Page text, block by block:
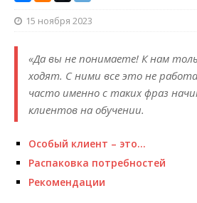
15 ноября 2023
«Да вы не понимаете! К нам
ходят. С ними все это не
часто именно с таких фраз
клиентов на обучении.
Особый клиент – это…
Распаковка потребностей
Рекомендации